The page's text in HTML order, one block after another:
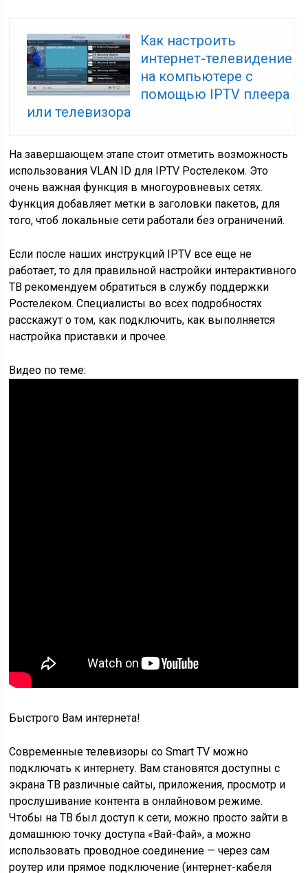
Как настроить
интернет-телевидение
на компьютере с
помощью IPTV плеера
или телевизора
На завершающем этапе стоит отметить возможность
использования VLAN ID для IPTV Ростелеком. Это
очень важная функция в многоуровневых сетях.
Функция добавляет метки в заголовки пакетов, для
того, чтоб локальные сети работали без ограничений.
Если после наших инструкций IPTV все еще не
работает, то для правильной настройки интерактивного
ТВ рекомендуем обратиться в службу поддержки
Ростелеком. Специалисты во всех подробностях
расскажут о том, как подключить, как выполняется
настройка приставки и прочее.
Видео по теме:
Быстрого Вам интернета!
Современные телевизоры со Smart TV можно
подключать к интернету. Вам становятся доступны с
экрана ТВ различные сайты, приложения, просмотр и
прослушивание контента в онлайновом режиме.
Чтобы на ТВ был доступ к сети, можно просто зайти в
домашнюю точку доступа «Вай-Фай», а можно
использовать проводное соединение — через сам
роутер или прямое подключение (интернет-кабеля